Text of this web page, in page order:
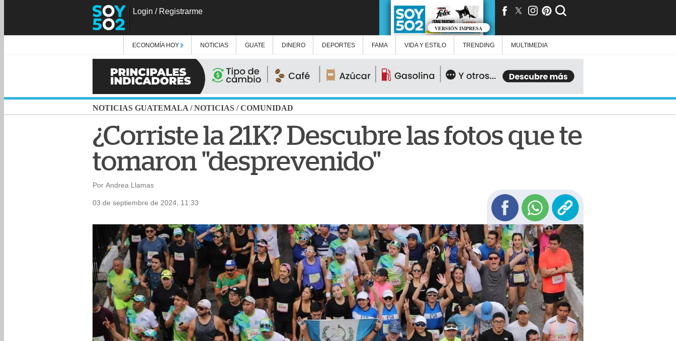
Login / Registrarme
VERSIÓN IMPRESA
ECONOMÍA HOY NOTICIAS GUATE DINERO DEPORTES FAMA VIDA Y ESTILO TRENDING MULTIMEDIA
NOTICIAS GUATEMALA /NOTICIAS /COMUNIDAD
¿Corriste la 21K? Descubre las fotos que te
tomaron "desprevenido"
Por Andrea Llamas
03 de septiembre de 2024, 11:33